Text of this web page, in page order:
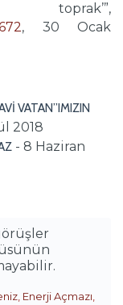
, 30 Ocak
VATAN”IMIZIN
2018
- 8 Haziran
, Enerji Açmazı,